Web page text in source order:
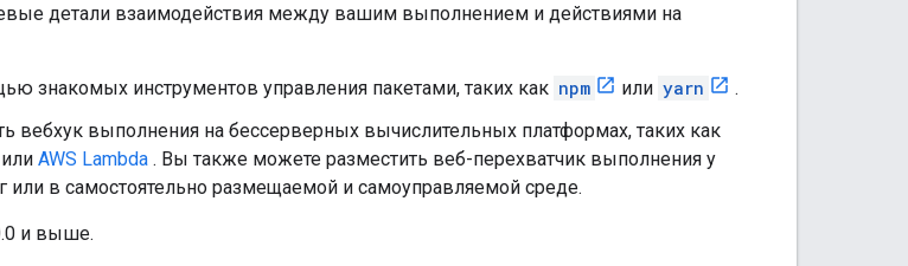
детали взаимодействия между вашим выполнением и действиями на
знакомых инструментов управления пакетами, таких как npm или yarn
.
вебхук выполнения на бессерверных вычислительных платформах, таких как
или AWS Lambda . Вы также можете разместить веб-перехватчик выполнения у
или в самостоятельно размещаемой и самоуправляемой среде.
и выше.